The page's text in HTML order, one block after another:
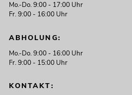
Mo.-Do. 9:00 - 17:00 Uhr
Fr. 9:00 - 16:00 Uhr
ABHOLUNG:
Mo.-Do. 9:00 - 16:00 Uhr
Fr. 9:00 - 15:00 Uhr
KONTAKT: